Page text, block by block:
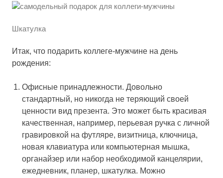
Шкатулка
Итак, что подарить коллеге-мужчине на день
рождения:
Офисные принадлежности. Довольно
стандартный, но никогда не теряющий своей
ценности вид презента. Это может быть красивая
качественная, например, перьевая ручка с личной
гравировкой на футляре, визитница, ключница,
новая клавиатура или компьютерная мышка,
органайзер или набор необходимой канцелярии,
ежедневник, планер, шкатулка. Можно